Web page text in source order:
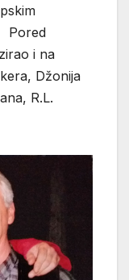
Pored
i na
Džonija
R.L.